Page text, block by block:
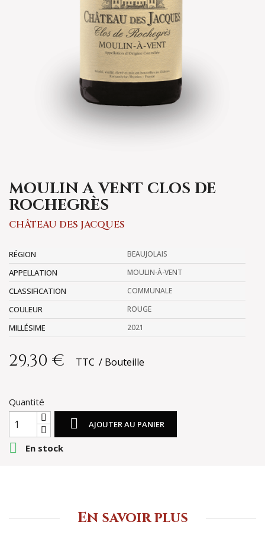
MOULIN A VENT CLOS DE
ROCHEGRÈS
CHÂTEAU DES JACQUES
RÉGION BEAUJOLAIS
APPELLATION MOULIN-À-VENT
CLASSIFICATION COMMUNALE
COULEUR ROUGE
MILLÉSIME 2021
29,30 € TTC Bouteille
Quantité
 AJOUTER AU PANIER
 En stock
En savoir plus